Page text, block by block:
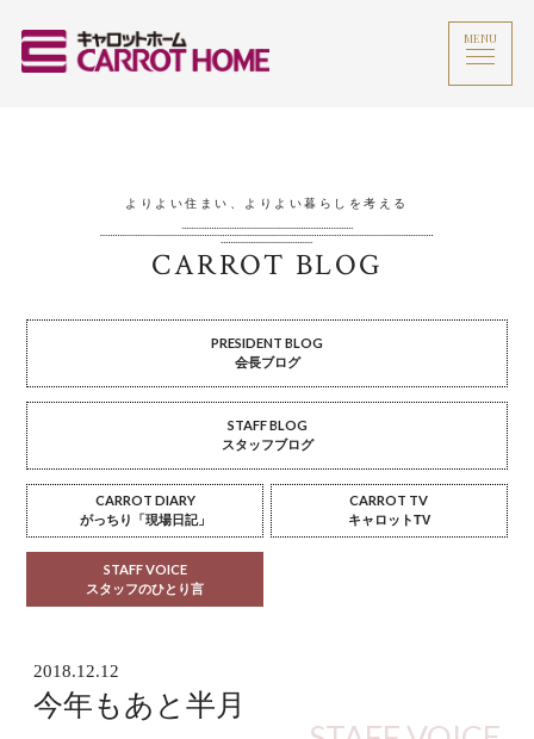
MENU
よりよい住まい、よりよい暮らしを考える
CARROT BLOG
PRESIDENT BLOG
会長ブログ
STAFF BLOG
スタッフブログ
CARROT DIARY
がっちり「現場日記」
CARROT TV
キャロットTV
STAFF VOICE
スタッフのひとり言
2018.12.12
今年もあと半月